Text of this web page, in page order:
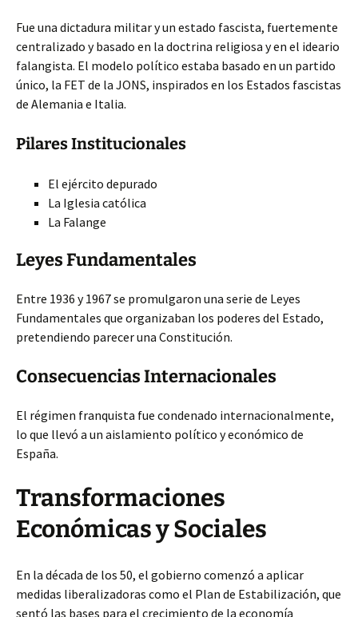
Fue una dictadura militar y un estado fascista, fuertemente
centralizado y basado en la doctrina religiosa y en el ideario
falangista. El modelo político estaba basado en un partido
único, la FET de la JONS, inspirados en los Estados fascistas
de Alemania e Italia.
Pilares Institucionales
El ejército depurado
La Iglesia católica
La Falange
Leyes Fundamentales
Entre 1936 y 1967 se promulgaron una serie de Leyes
Fundamentales que organizaban los poderes del Estado,
pretendiendo parecer una Constitución.
Consecuencias Internacionales
El régimen franquista fue condenado internacionalmente,
lo que llevó a un aislamiento político y económico de
España.
Transformaciones
Económicas y Sociales
En la década de los 50, el gobierno comenzó a aplicar
medidas liberalizadoras como el Plan de Estabilización, que
sentó las bases para el crecimiento de la economía